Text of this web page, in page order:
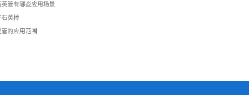
管有哪些应用场景
石英棒
的应用范围